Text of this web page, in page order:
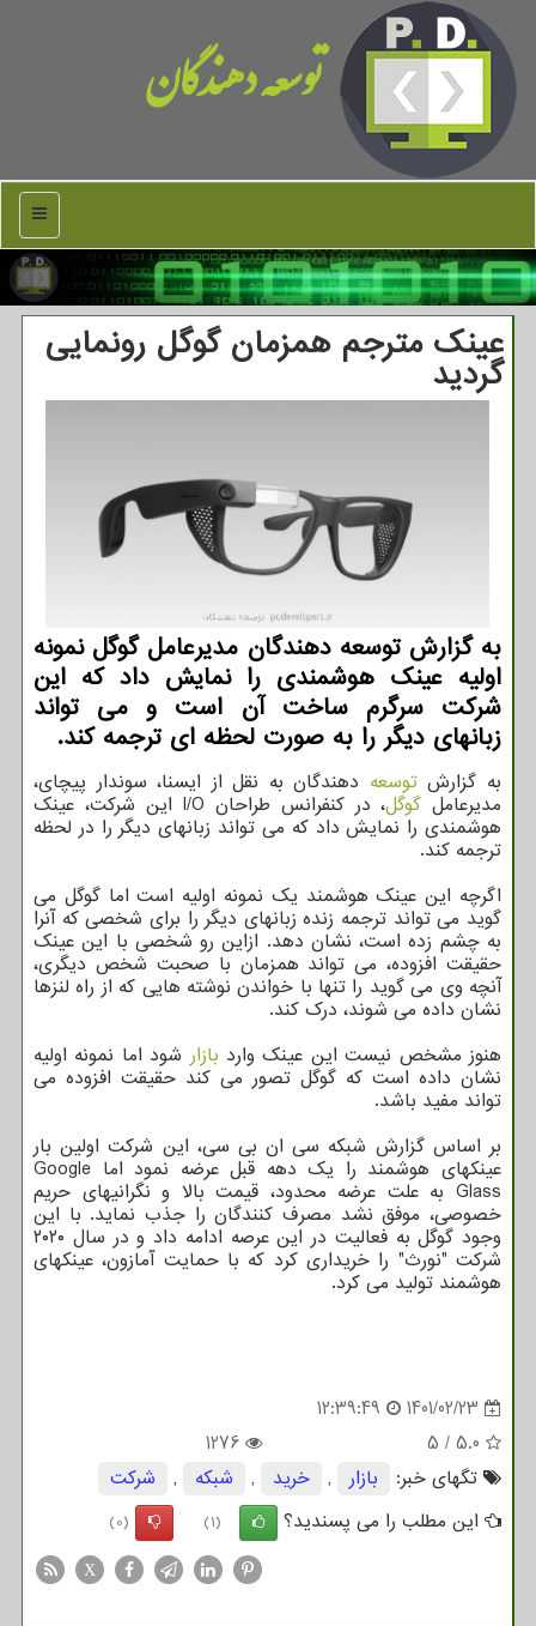
توسعه دهندگان
منو
عینک مترجم همزمان گوگل رونمایی
گردید
به گزارش توسعه دهندگان مدیرعامل گوگل نمونه
اولیه عینک هوشمندی را نمایش داد که این
شرکت سرگرم ساخت آن است و می تواند
زبانهای دیگر را به صورت لحظه ای ترجمه کند.
به گزارشتوسعه دهندگان به نقل از ایسنا، سوندار پیچای،
مدیرعامل گوگل ، در کنفرانس طراحان I/O این شرکت، عینک
هوشمندی را نمایش داد که می تواند زبانهای دیگر را در لحظه
ترجمه کند.
اگرچه این عینک هوشمند یک نمونه اولیه است اما گوگل می
گوید می تواند ترجمه زنده زبانهای دیگر را برای شخصی که آنرا
به چشم زده است، نشان دهد. ازاین رو شخصی با این عینک
حقیقت افزوده، می تواند همزمان با صحبت شخص دیگری،
آنچه وی می گوید را تنها با خواندن نوشته هایی که از راه لنزها
نشان داده می شوند، درک کند.
هنوز مشخص نیست این عینک وارد بازار شود اما نمونه اولیه
نشان داده است که گوگل تصور می کند حقیقت افزوده می
تواند مفید باشد.
بر اساس گزارش شبکه سی ان بی سی، این شرکت اولین بار
عینکهای هوشمند را یک دهه قبل عرضه نمود اما Google
Glass به علت عرضه محدود، قیمت بالا و نگرانیهای حریم
خصوصی، موفق نشد مصرف کنندگان را جذب نماید. با این
وجود گوگل به فعالیت در این عرصه ادامه داد و در سال ۲۰۲۰
شرکت "نورث" را خریداری کرد که با حمایت آمازون، عینکهای
هوشمند تولید می کرد.
1401/02/23
12:39:49
5.0
/
5
1276
تگهای خبر:
بازار , خرید , شبكه ,
شركت
این مطلب را می پسندید؟
(1)
(0)
X